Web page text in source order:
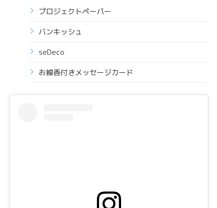
プロジェクトペーパー
バンキッシュ
seDeco
お線香付きメッセージカード